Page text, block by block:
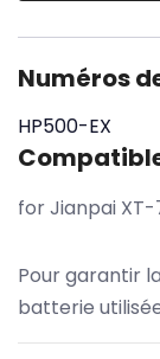
Numéros
HP500-EX
for Jianpai
Pour garantir
batterie